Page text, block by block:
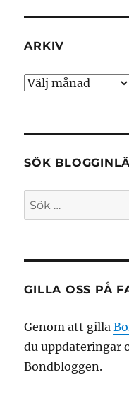
ARKIV
Arkiv
SÖK
Sök
efter:
GILLA OSS PÅ
Genom att gilla
du uppdateringar
Bondbloggen.